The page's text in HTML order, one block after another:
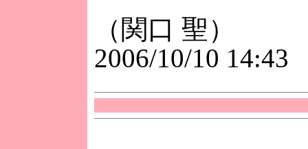
（関口 聖）
2006/10/10 14:43